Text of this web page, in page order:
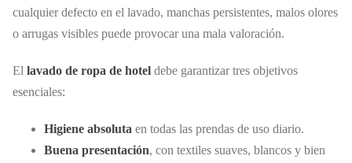
cualquier defecto en el lavado, manchas persistentes, malos olores
o arrugas visibles puede provocar una mala valoración.
El lavado de ropa de hotel debe garantizar tres objetivos
esenciales:
Higiene absoluta en todas las prendas de uso diario.
Buena presentación, con textiles suaves, blancos y bien